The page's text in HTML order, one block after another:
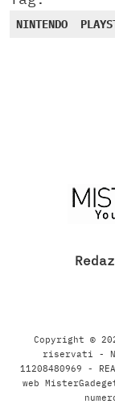
NINTENDO
Copyright ©
riservati -
11208480969 -
web